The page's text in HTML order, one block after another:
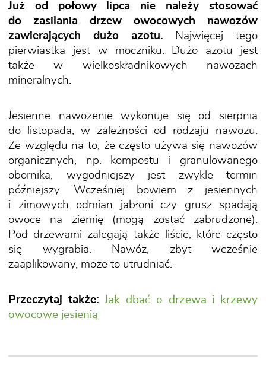
Już od połowy lipca nie należy stosować
do zasilania drzew owocowych nawozów
zawierających dużo azotu. Najwięcej tego
pierwiastka jest w moczniku. Dużo azotu jest
także w wielkoskładnikowych nawozach
mineralnych.
Jesienne nawożenie wykonuje się od sierpnia
do listopada, w zależności od rodzaju nawozu.
Ze względu na to, że często używa się nawozów
organicznych, np. kompostu i granulowanego
obornika, wygodniejszy jest zwykle termin
późniejszy. Wcześniej bowiem z jesiennych
i zimowych odmian jabłoni czy grusz spadają
owoce na ziemię (mogą zostać zabrudzone).
Pod drzewami zalegają także liście, które często
się wygrabia. Nawóz, zbyt wcześnie
zaaplikowany, może to utrudniać.
Przeczytaj także: Jak dbać o drzewa i krzewy
owocowe jesienią